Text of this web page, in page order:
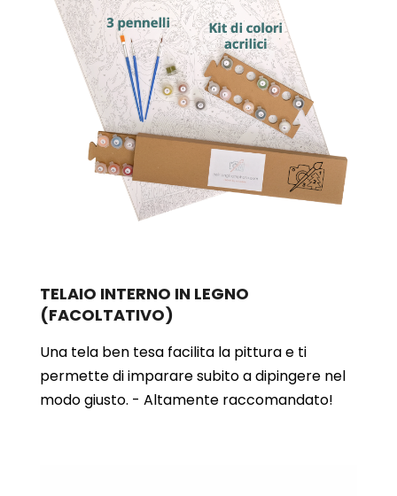
TELAIO INTERNO IN LEGNO
(FACOLTATIVO)
Una tela ben tesa facilita la pittura e ti
permette di imparare subito a dipingere nel
modo giusto. - Altamente raccomandato!